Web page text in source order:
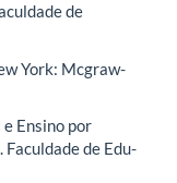
de
York: Mcgraw-
e Ensino por
de Edu-